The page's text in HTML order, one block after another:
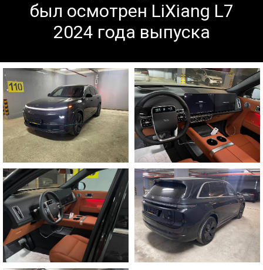
был осмотрен LiXiang L7
2024 года выпуска